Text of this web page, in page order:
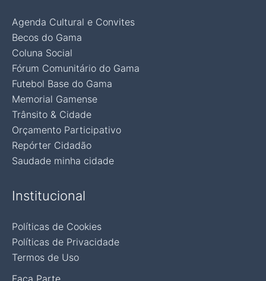
Agenda Cultural e Convites
Becos do Gama
Coluna Social
Fórum Comunitário do Gama
Futebol Base do Gama
Memorial Gamense
Trânsito & Cidade
Orçamento Participativo
Repórter Cidadão
Saudade minha cidade
Institucional
Políticas de Cookies
Políticas de Privacidade
Termos de Uso